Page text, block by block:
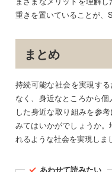
重きを置いていることが、
まとめ
持続可能な社会を実現す
なく、身近なところから
した身近な取り組みを参
みてはいかがでしょうか
れるような社会を実現しま
あわせて読みたい